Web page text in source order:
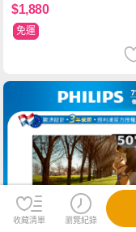
$1,880
免運
收藏清單 瀏覽紀錄